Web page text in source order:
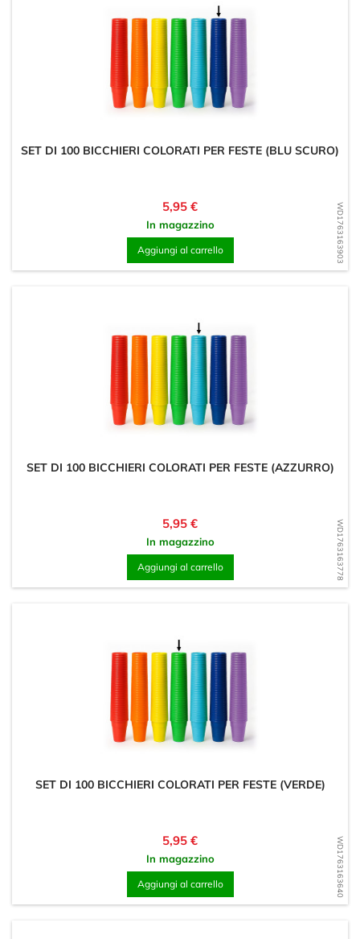
WD1763163903
SET DI 100 BICCHIERI COLORATI PER FESTE (BLU SCURO)
Prezzo
5,95 €
In magazzino
Aggiungi al carrello
WD1763163778
SET DI 100 BICCHIERI COLORATI PER FESTE (AZZURRO)
Prezzo
5,95 €
In magazzino
Aggiungi al carrello
WD1763163640
SET DI 100 BICCHIERI COLORATI PER FESTE (VERDE)
Prezzo
5,95 €
In magazzino
Aggiungi al carrello